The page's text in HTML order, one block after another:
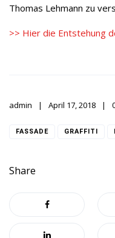
Thomas Lehmann zu
>> Hier die Entstehung
admin April 17, 2018
FASSADE GRAFFITI
Share